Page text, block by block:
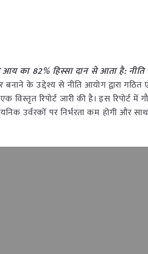
आय का 82% हिस्सा दान से आता है:
के उद्देश्य से नीति आयोग द्वारा
रिपोर्ट जारी की है। इस रिपोर्ट में
उर्वरकों पर निर्भरता कम होगी और